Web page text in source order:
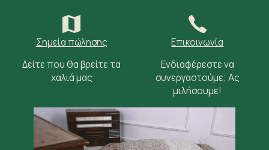
Σημεία πώλησης
Δείτε που θα βρείτε τα
χαλιά μας
Επικοινωνία
Ενδιαφέρεστε να
συνεργαστούμε; Ας
μιλήσουμε!